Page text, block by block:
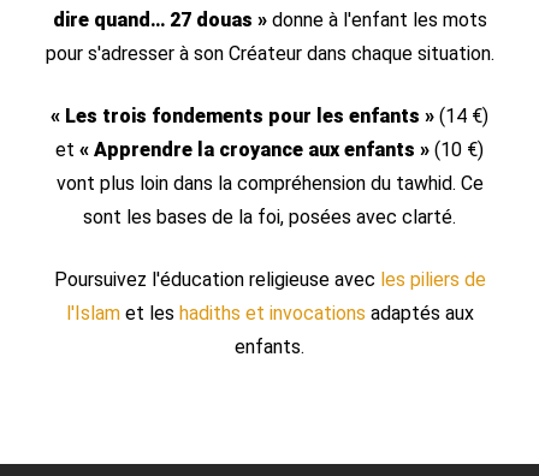
dire quand… 27 douas »donne à l'enfant les mots
pour s'adresser à son Créateur dans chaque situation.
« Les trois fondements pour les enfants » (14 €)
et « Apprendre la croyance aux enfants » (10 €)
vont plus loin dans la compréhension du tawhid. Ce
sont les bases de la foi, posées avec clarté.
Poursuivez l'éducation religieuse avec les piliers de
l'Islamet les hadiths et invocations adaptés aux
enfants.